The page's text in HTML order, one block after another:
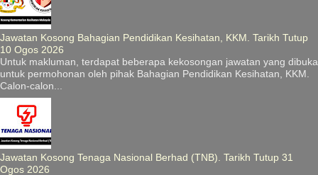
Jawatan Kosong Bahagian Pendidikan Kesihatan, KKM. Tarikh Tutup
10 Ogos 2026
Untuk makluman, terdapat beberapa kekosongan jawatan yang dibuka
untuk permohonan oleh pihak Bahagian Pendidikan Kesihatan, KKM.
Calon-calon...
Jawatan Kosong Tenaga Nasional Berhad (TNB). Tarikh Tutup 31
Ogos 2026